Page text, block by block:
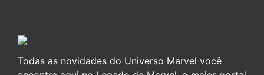
Todas as novidades do Universo Marvel você